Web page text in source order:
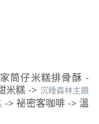
筒仔米糕排骨酥 -
米糕 -> 沉睡森林主題
-> 祕密客咖啡 -> 溫